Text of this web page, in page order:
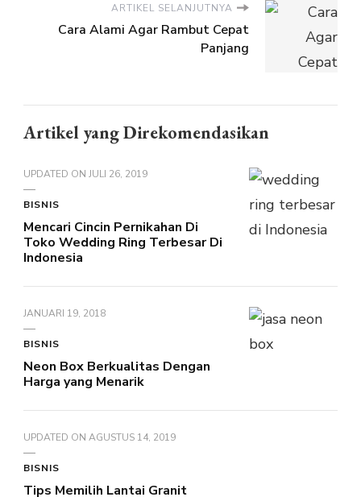
ARTIKEL SELANJUTNYA
Cara Alami Agar Rambut Cepat
Panjang
Artikel yang Direkomendasikan
UPDATED ON JULI 26, 2019
BISNIS
Mencari Cincin Pernikahan Di
Toko Wedding Ring Terbesar Di
Indonesia
JANUARI 19, 2018
BISNIS
Neon Box Berkualitas Dengan
Harga yang Menarik
UPDATED ON AGUSTUS 14, 2019
BISNIS
Tips Memilih Lantai Granit